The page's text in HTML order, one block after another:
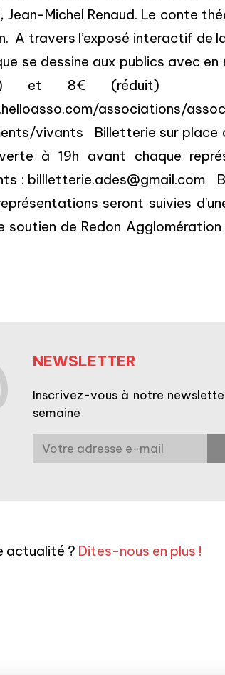
Jean-Michel Renaud. Le conte
A travers l’exposé interactif de
se dessine aux publics avec
et 8€ (réduit)
associations/
vivants Billetterie sur place
à 19h avant chaque
:
seront suivies
soutien de Redon
NEWSLETTER
Inscrivez-vous à notre
semaine
actualité ? Dites-nous en plus !